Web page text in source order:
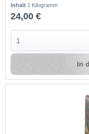
Inhalt 1 Kilogramm
24,00 €
In